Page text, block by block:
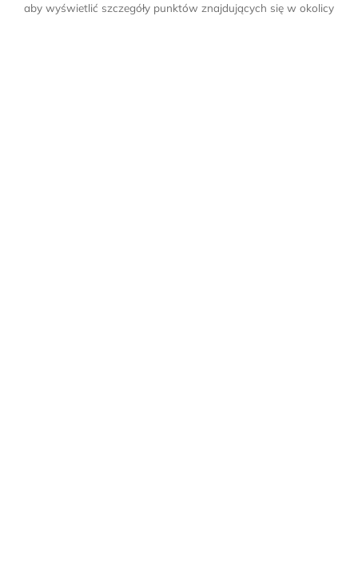
aby wyświetlić szczegóły punktów znajdujących się w okolicy